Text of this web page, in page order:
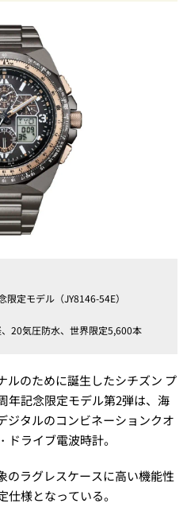
定モデル（JY8146-54E）
20気圧防水、世界限定5,600本
ルのために誕生したシチズン プ
年記念限定モデル第2弾は、海
ジタルのコンビネーションクオ
ドライブ電波時計。
のラグレスケースに高い機能性
様となっている。